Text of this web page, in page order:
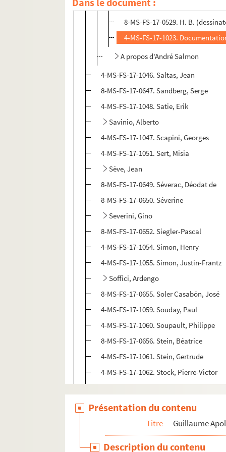
8-MS-FS-17-0880. Photographe
8-MS-FS-17-0529. H. B.
4-MS-FS-17-1023.
A propos d'André Salmon
4-MS-FS-17-1046. Saltas, Jean
8-MS-FS-17-0647. Sandberg, Serge
4-MS-FS-17-1048. Satie, Erik
Savinio, Alberto
4-MS-FS-17-1047. Scapini, Georges
4-MS-FS-17-1051. Sert, Misia
Sève, Jean
8-MS-FS-17-0649. Séverac, Déodat de
8-MS-FS-17-0650. Séverine
Severini, Gino
8-MS-FS-17-0652. Siegler-Pascal
4-MS-FS-17-1054. Simon, Henry
4-MS-FS-17-1055. Simon, Justin-Frantz
Soffici, Ardengo
8-MS-FS-17-0655. Soler Casabón, José
4-MS-FS-17-1059. Souday, Paul
4-MS-FS-17-1060. Soupault, Philippe
8-MS-FS-17-0656. Stein, Béatrice
4-MS-FS-17-1061. Stein, Gertrude
4-MS-FS-17-1062. Stock, Pierre-Victor
Survage, Léopold
4-MS-FS-17-1067. Tailhade, Laurent
8-MS-FS-17-0658. Tery, Gustave
Présentation du contenu
Titre Guillaume
Description du contenu